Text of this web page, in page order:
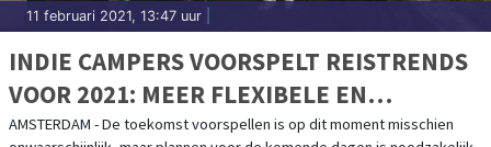
11 februari 2021, 13:47 uur
INDIE CAMPERS VOORSPELT REISTRENDS
VOOR 2021: MEER FLEXIBELE EN
AUTHENTIEKE REISERVARINGEN
AMSTERDAM - De toekomst voorspellen is op dit moment misschien